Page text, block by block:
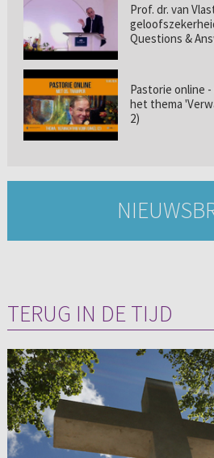
Prof. dr. van
Questions &
Pastorie online
het thema
2)
TERUG IN DE TIJD